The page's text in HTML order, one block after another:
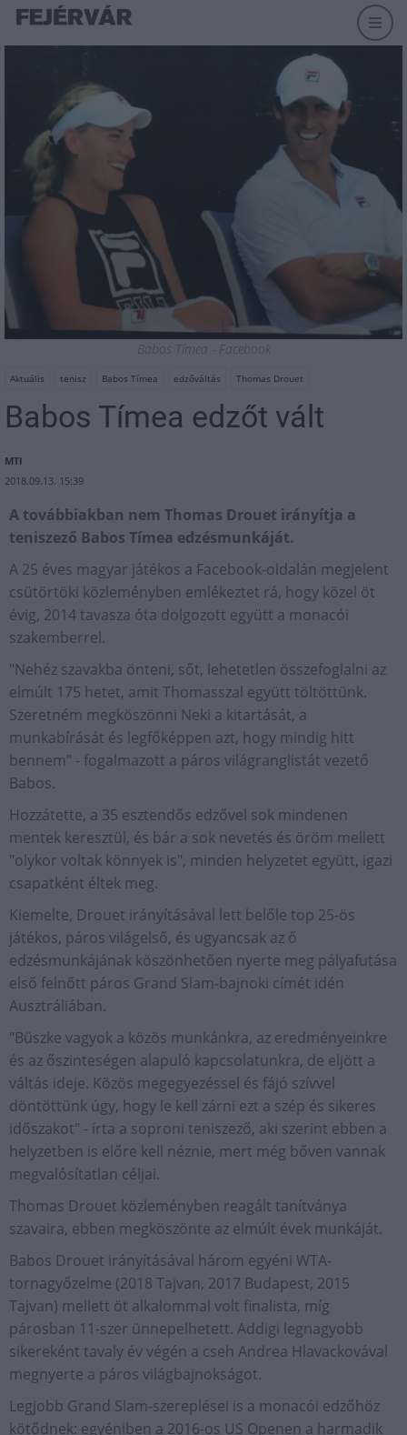
Babos Tímea - Facebook
Aktuális tenisz Babos Tímea edzőváltás Thomas Drouet
Babos Tímea edzőt vált
MTI
2018.09.13. 15:39
A továbbiakban nem Thomas Drouet irányítja a
teniszező Babos Tímea edzésmunkáját.
A 25 éves magyar játékos a Facebook-oldalán megjelent
csütörtöki közleményben emlékeztet rá, hogy közel öt
évig, 2014 tavasza óta dolgozott együtt a monacói
szakemberrel.
"Nehéz szavakba önteni, sőt, lehetetlen összefoglalni az
elmúlt 175 hetet, amit Thomasszal együtt töltöttünk.
Szeretném megköszönni Neki a kitartását, a
munkabírását és legfőképpen azt, hogy mindig hitt
bennem" - fogalmazott a páros világranglistát vezető
Babos.
Hozzátette, a 35 esztendős edzővel sok mindenen
mentek keresztül, és bár a sok nevetés és öröm mellett
"olykor voltak könnyek is", minden helyzetet együtt, igazi
csapatként éltek meg.
Kiemelte, Drouet irányításával lett belőle top 25-ös
játékos, páros világelső, és ugyancsak az ő
edzésmunkájának köszönhetően nyerte meg pályafutása
első felnőtt páros Grand Slam-bajnoki címét idén
Ausztráliában.
"Büszke vagyok a közös munkánkra, az eredményeinkre
és az őszinteségen alapuló kapcsolatunkra, de eljött a
váltás ideje. Közös megegyezéssel és fájó szívvel
döntöttünk úgy, hogy le kell zárni ezt a szép és sikeres
időszakot" - írta a soproni teniszező, aki szerint ebben a
helyzetben is előre kell néznie, mert még bőven vannak
megvalósítatlan céljai.
Thomas Drouet közleményben reagált tanítványa
szavaira, ebben megköszönte az elmúlt évek munkáját.
Babos Drouet irányításával három egyéni WTA-
tornagyőzelme (2018 Tajvan, 2017 Budapest, 2015
Tajvan) mellett öt alkalommal volt finalista, míg
párosban 11-szer ünnepelhetett. Addigi legnagyobb
sikereként tavaly év végén a cseh Andrea Hlavackovával
megnyerte a páros világbajnokságot.
Legjobb Grand Slam-szereplései is a monacói edzőhöz
kötődnek: egyéniben a 2016-os US Openen a harmadik